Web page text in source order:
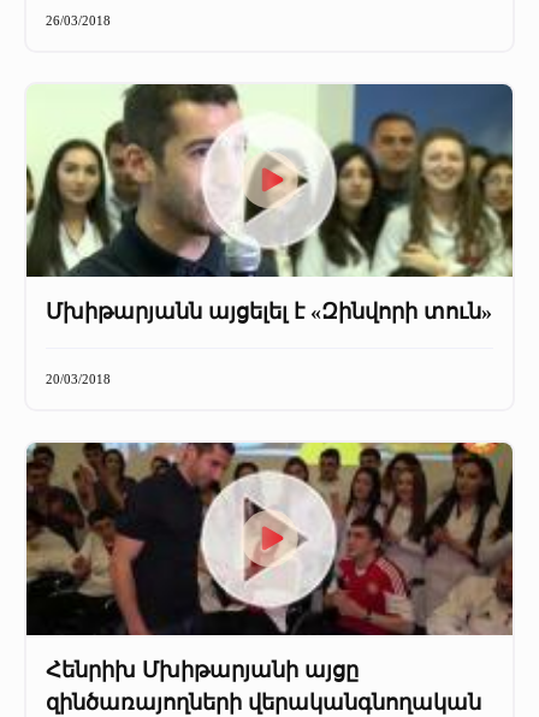
26/03/2018
Մխիթարյանն այցելել է «Զինվորի տուն»
20/03/2018
Հենրիխ Մխիթարյանի այցը
զինծառայողների վերականգնողական